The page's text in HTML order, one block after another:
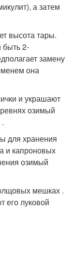
а затем
высота тары.
быть 2-
замену
она
и украшают
озимый
для хранения
и капроновых
озимый
мешках .
его луковой